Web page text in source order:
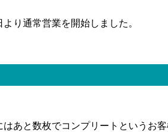
り通常営業を開始しました。
あと数枚でコンプリートというお